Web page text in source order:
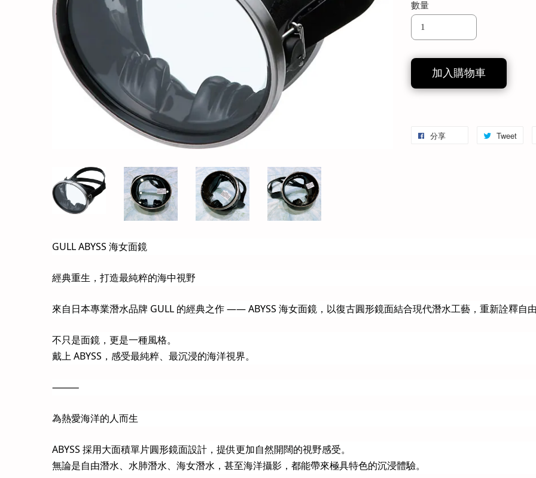
數量
加入購物車
分享 Tweet
GULL ABYSS 海女面鏡
經典重生，打造最純粹的海中視野
來自日本專業潛水品牌 GULL 的經典之作 —— ABYSS 海女面鏡，以復古圓形鏡面結合現代潛水工藝，重新詮釋自
不只是面鏡，更是一種風格。
戴上 ABYSS，感受最純粹、最沉浸的海洋視界。
⸻
為熱愛海洋的人而生
ABYSS 採用大面積單片圓形鏡面設計，提供更加自然開闊的視野感受。
無論是自由潛水、水肺潛水、海女潛水，甚至海洋攝影，都能帶來極具特色的沉浸體驗。